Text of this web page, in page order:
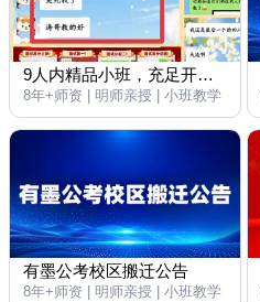
9人内精品小班，充足开口演练，高频实战训练、全程导师带练、从容稳住心态！
8年+师资 | 明师亲授 | 小班教学
有墨公考校区搬迁公告
8年+师资 | 明师亲授 | 小班教学